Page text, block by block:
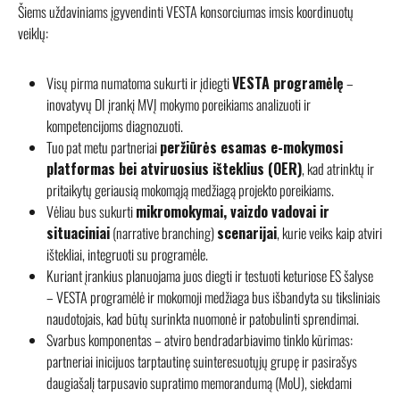
Šiems uždaviniams įgyvendinti VESTA konsorciumas imsis koordinuotų
veiklų:
Visų pirma numatoma sukurti ir įdiegtiVESTA programėlę–
inovatyvų DI įrankį MVĮ mokymo poreikiams analizuoti ir
kompetencijoms diagnozuoti.
Tuo pat metu partneriaiperžiūrės esamas e-mokymosi
platformas bei atviruosius išteklius (OER), kad atrinktų ir
pritaikytų geriausią mokomąją medžiagą projekto poreikiams.
Vėliau bus sukurtimikromokymai, vaizdo vadovai ir
situaciniai(narrative branching)scenarijai, kurie veiks kaip atviri
ištekliai, integruoti su programėle.
Kuriant įrankius planuojama juos diegti ir testuoti keturiose ES šalyse
– VESTA programėlė ir mokomoji medžiaga bus išbandyta su tiksliniais
naudotojais, kad būtų surinkta nuomonė ir patobulinti sprendimai.
Svarbus komponentas – atviro bendradarbiavimo tinklo kūrimas:
partneriai inicijuos tarptautinę suinteresuotųjų grupę ir pasirašys
daugiašalį tarpusavio supratimo memorandumą (MoU), siekdami